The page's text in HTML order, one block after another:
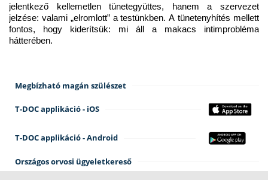
jelentkező kellemetlen tünetegyüttes, hanem a szervezet
jelzése: valami „elromlott” a testünkben. A tünetenyhítés mellett
fontos, hogy kiderítsük: mi áll a makacs intimprobléma
hátterében.
Megbízható magán szülészet
T-DOC applikáció - iOS
T-DOC applikáció - Android
Országos orvosi ügyeletkereső